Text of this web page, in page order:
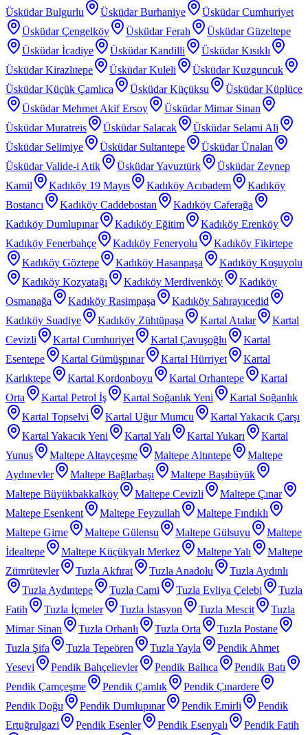
Üsküdar Bulgurlu Üsküdar Burhaniye
Üsküdar Cumhuriyet
Üsküdar Çengelköy
Üsküdar Ferah
Üsküdar Güzeltepe
Üsküdar İcadiye
Üsküdar Kandilli
Üsküdar Kısıklı
Üsküdar Kirazlıtepe
Üsküdar Kuleli
Üsküdar Kuzguncuk
Üsküdar Küçük Çamlıca
Üsküdar Küçüksu
Üsküdar Küplüce
Üsküdar Mehmet Akif Ersoy
Üsküdar Mimar Sinan
Üsküdar Muratreis
Üsküdar Salacak
Üsküdar Selami Ali
Üsküdar Selimiye
Üsküdar Sultantepe
Üsküdar Ünalan
Üsküdar Valide-i Atik
Üsküdar Yavuztürk
Üsküdar Zeynep
Kamil
Kadıköy 19 Mayıs Kadıköy Acıbadem
Kadıköy
Bostancı
Kadıköy Caddebostan
Kadıköy Caferağa
Kadıköy Dumlupınar
Kadıköy Eğitim
Kadıköy Erenköy
Kadıköy Fenerbahçe
Kadıköy Feneryolu
Kadıköy Fikirtepe
Kadıköy Göztepe
Kadıköy Hasanpaşa
Kadıköy Koşuyolu
Kadıköy Kozyatağı
Kadıköy Merdivenköy
Kadıköy
Osmanağa
Kadıköy Rasimpaşa
Kadıköy Sahrayıcedid
Kadıköy Suadiye
Kadıköy Zühtüpaşa Kartal Atalar
Kartal
Cevizli
Kartal Cumhuriyet Kartal Çavuşoğlu
Kartal
Esentepe
Kartal Gümüşpınar Kartal Hürriyet
Kartal
Karlıktepe
Kartal Kordonboyu Kartal Orhantepe
Kartal
Orta
Kartal Petrol İş Kartal Soğanlık Yeni
Kartal Soğanlık
Kartal Topselvi
Kartal Uğur Mumcu
Kartal Yakacık Çarşı
Kartal Yakacık Yeni
Kartal Yalı Kartal Yukarı
Kartal
Yunus
Maltepe Altayçeşme Maltepe Altıntepe
Maltepe
Aydınevler
Maltepe Bağlarbaşı
Maltepe Başıbüyük
Maltepe Büyükbakkalköy
Maltepe Cevizli
Maltepe Çınar
Maltepe Esenkent
Maltepe Feyzullah
Maltepe Fındıklı
Maltepe Girne
Maltepe Gülensu Maltepe Gülsuyu
Maltepe
İdealtepe
Maltepe Küçükyalı Merkez Maltepe Yalı
Maltepe
Zümrütevler
Tuzla Akfırat Tuzla Anadolu
Tuzla Aydınlı
Tuzla Aydıntepe
Tuzla Cami Tuzla Evliya Çelebi
Tuzla
Fatih
Tuzla İçmeler Tuzla İstasyon Tuzla Mescit
Tuzla
Mimar Sinan
Tuzla Orhanlı Tuzla Orta
Tuzla Postane
Tuzla Şifa
Tuzla Tepeören Tuzla Yayla
Pendik Ahmet
Yesevi
Pendik Bahçelievler Pendik Ballıca
Pendik Batı
Pendik Çamçeşme
Pendik Çamlık
Pendik Çınardere
Pendik Doğu
Pendik Dumlupınar Pendik Emirli
Pendik
Ertuğrulgazi
Pendik Esenler Pendik Esenyalı
Pendik Fatih